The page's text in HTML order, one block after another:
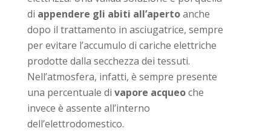
di appendere gli abiti all’apertoanche
dopo il trattamento in asciugatrice, sempre
per evitare l’accumulo di cariche elettriche
prodotte dalla secchezza dei tessuti.
Nell’atmosfera, infatti, è sempre presente
una percentuale di vapore acqueoche
invece è assente all’interno
dell’elettrodomestico.